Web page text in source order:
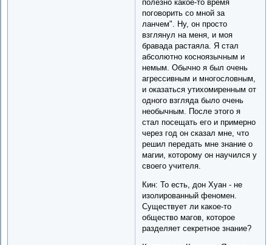
полезно какое-то время
поговорить со мной за
ланчем". Ну, он просто
взглянул на меня, и моя
бравада растаяла. Я стал
абсолютно косноязычным и
немым. Обычно я был очень
агрессивным и многословным,
и оказаться утихомиренным от
одного взгляда было очень
необычным. После этого я
стал посещать его и примерно
через год он сказал мне, что
решил передать мне знание о
магии, которому он научился у
своего учителя.
Кин: То есть, дон Хуан - не
изолированный феномен.
Существует ли какое-то
общество магов, которое
разделяет секретное знание?